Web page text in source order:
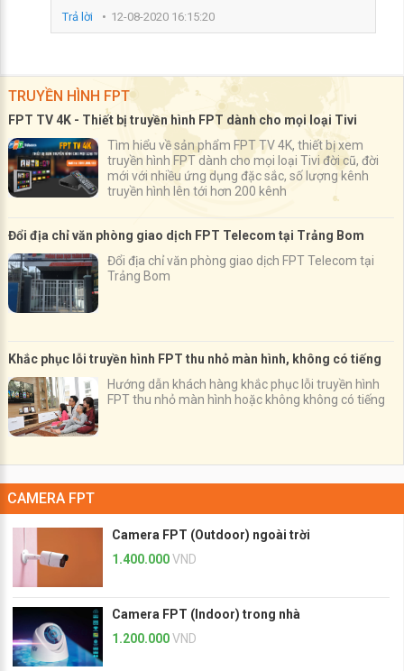
Trả lời 12-08-2020 16:15:20
TRUYỀN HÌNH FPT
FPT TV 4K - Thiết bị truyền hình FPT dành cho mọi loại Tivi
Tìm hiểu về sản phẩm FPT TV 4K, thiết bị xem
truyền hình FPT dành cho mọi loại Tivi đời cũ, đời
mới với nhiều ứng dụng đặc sắc, số lượng kênh
truyền hình lên tới hơn 200 kênh
Đổi địa chỉ văn phòng giao dịch FPT Telecom tại Trảng Bom
Đổi địa chỉ văn phòng giao dịch FPT Telecom tại
Trảng Bom
Khắc phục lỗi truyền hình FPT thu nhỏ màn hình, không có tiếng
Hướng dẫn khách hàng khắc phục lỗi truyền hình
FPT thu nhỏ màn hình hoặc không không có tiếng
CAMERA FPT
Camera FPT (Outdoor) ngoài trời
1.400.000VND
Camera FPT (Indoor) trong nhà
1.200.000VND